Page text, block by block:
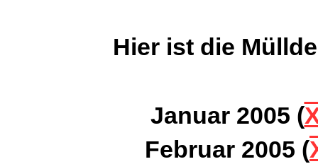
Hier ist die
Januar 2005 (
Februar 2005 (